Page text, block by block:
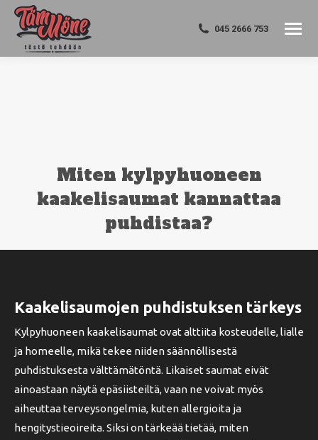
045 2666 753
Miten kylpyhuoneen
kaakelisaumat kannattaa
puhdistaa?
Kaakelisaumojen puhdistuksen tärkeys
Kylpyhuoneen kaakelisaumat ovat alttiita kosteudelle, lialle
ja homeelle, mikä tekee niiden säännöllisestä
puhdistuksesta välttämätöntä. Likaiset saumat eivät
ainoastaan näytä epäsiisteiltä, vaan ne voivat myös
aiheuttaa terveysongelmia, kuten allergioita ja
hengitystieoireita. Siksi on tärkeää tietää, miten